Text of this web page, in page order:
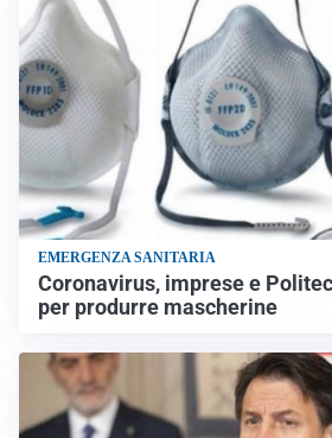
EMERGENZA SANITARIA
Coronavirus, imprese e
per produrre mascherine